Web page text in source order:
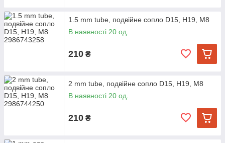
1.5 mm tube, подвійне сопло D15, H19, M8
В наявності 20 од.
210 ₴
2 mm tube, подвійне сопло D15, H19, M8
В наявності 20 од.
210 ₴